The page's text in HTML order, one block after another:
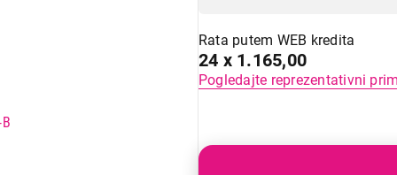
Rata putem WEB kredita
24 x 1.165,00
Pogledajte reprezentativni